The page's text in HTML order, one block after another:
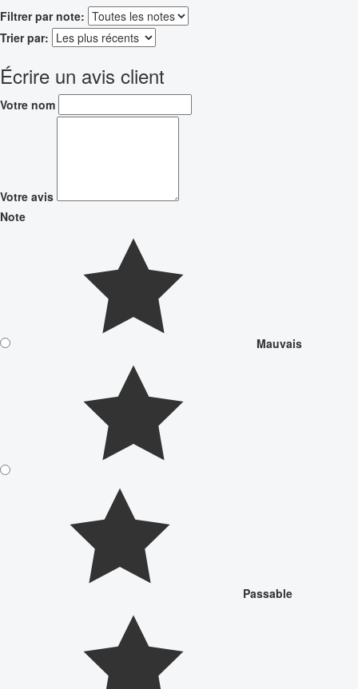
Filtrer par note:
Trier par:
Écrire un avis client
Votre nom
Votre avis
Note
Mauvais
Passable